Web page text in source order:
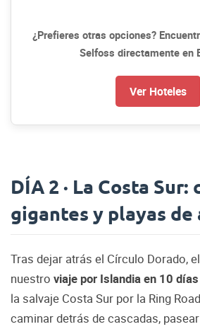
¿Prefieres otras opciones?
Selfoss directamente en
Ver Hoteles
DÍA 2 · La Costa Sur:
gigantes y playas de
Tras dejar atrás el Círculo Dorado,
nuestro viaje por Islandia en 10 días
la salvaje Costa Sur por la Ring
caminar detrás de cascadas,